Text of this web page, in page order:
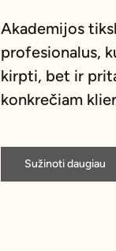
Akademijos
profesionalus,
kirpti, bet ir
konkrečiam
Sužinoti daugiau